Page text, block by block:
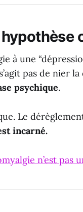
à une
pas de nier
psychique.
Le
incarné.
n’est pas